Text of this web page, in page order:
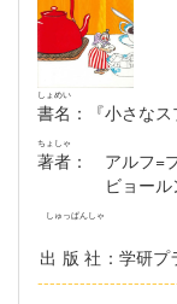
書名
しょめい
：『小さな
著者
ちょしゃ
： アルフ=
ビョールン
出版社
しゅっぱんしゃ
：学研プ